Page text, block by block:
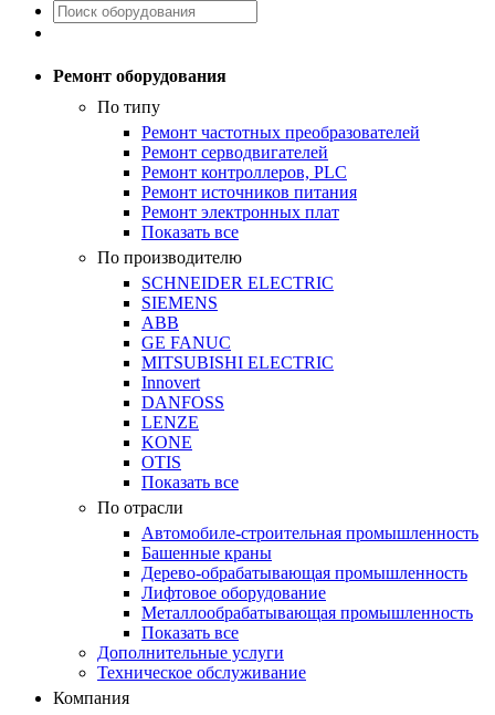
Ремонт оборудования
По типу
Ремонт частотных преобразователей
Ремонт серводвигателей
Ремонт контроллеров, PLC
Ремонт источников питания
Ремонт электронных плат
Показать все
По производителю
SCHNEIDER ELECTRIC
SIEMENS
ABB
GE FANUC
MITSUBISHI ELECTRIC
Innovert
DANFOSS
LENZE
KONE
OTIS
Показать все
По отрасли
Автомобиле-строительная промышленность
Башенные краны
Дерево-обрабатывающая промышленность
Лифтовое оборудование
Металлообрабатывающая промышленность
Показать все
Дополнительные услуги
Техническое обслуживание
Компания